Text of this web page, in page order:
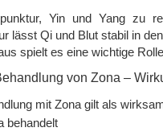
Yin und Yang zu
lässt Qi und Blut stabil in
spielt es eine wichtige
mit Zona gilt als
behandelt